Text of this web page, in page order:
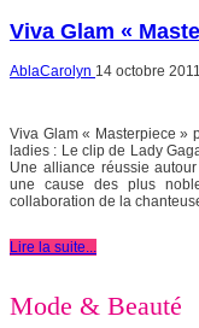
Viva Glam «
AblaCarolyn 14 octobre 2011
Viva Glam « Masterpiece »
ladies : Le clip de Lady
Une alliance réussie
une cause des plus
collaboration de la
Lire la suite...
Mode & Beauté